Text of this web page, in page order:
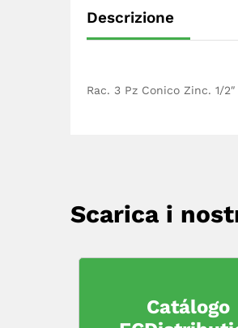
Descrizione
Rac. 3 Pz Conico Zinc. 1/2″
Scarica i
Catálogo